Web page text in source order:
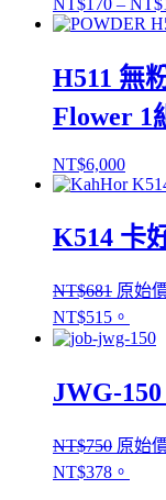
H511 無
Flower 1
NT$6,000
K514 卡
NT$681 原始
NT$515。
JWG-
NT$750 原始
NT$378。